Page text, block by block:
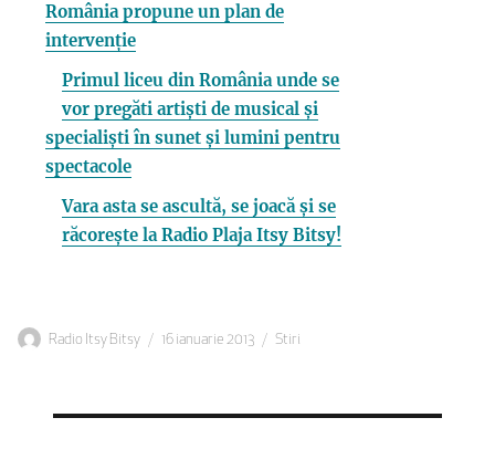
România propune un plan de
intervenție
Primul liceu din România unde se
vor pregăti artiști de musical și
specialiști în sunet și lumini pentru
spectacole
Vara asta se ascultă, se joacă și se
răcorește la Radio Plaja Itsy Bitsy!
Autor
Radio Itsy Bitsy
Publicat
16 ianuarie 2013 Categorii
Stiri